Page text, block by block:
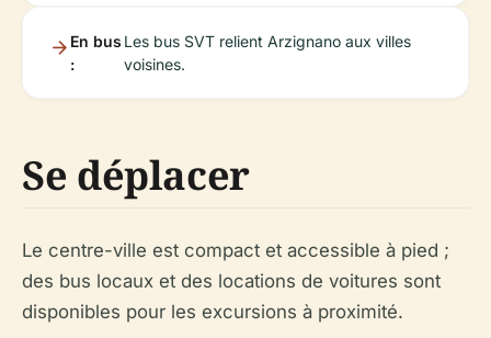
En bus
:
Les bus SVT relient Arzignano aux villes
voisines.
Se déplacer
Le centre-ville est compact et accessible à pied ;
des bus locaux et des locations de voitures sont
disponibles pour les excursions à proximité.